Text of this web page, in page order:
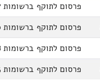
פרסום לתוקף ברשומות 11.05.67
פרסום לתוקף ברשומות 30.07.70
פרסום לתוקף ברשומות 31.08.78
פרסום לתוקף ברשומות 10.02.03